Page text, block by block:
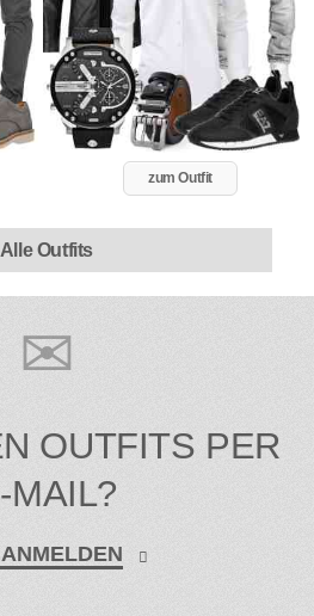
zum Outfit
Alle Outfits
OUTFITS PER
MAIL?